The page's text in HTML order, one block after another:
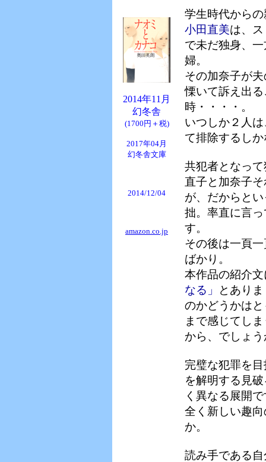
2014年11月
幻冬舎
(1700円＋税)
2017年04月
幻冬舎文庫
2014/12/04
amazon.co.jp
学生時代から
小田直美は、
で未だ独身、
婦。
その加奈子が
慄いて訴え出
時・・・・。
いつしか２人
て排除するし
共犯者となっ
直子と加奈子
が、だからと
拙。率直に言
す。
その後は一頁
ばかり。
本作品の紹介文
なる」
とあり
のかどうかは
まで感じてし
から、でしょ
完璧な犯罪を
を解明する見
く異なる展開
全く新しい趣
か。
読み手である